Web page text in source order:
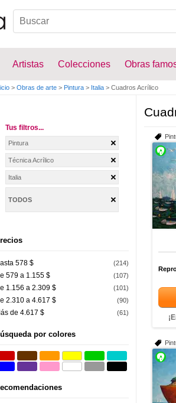
Artistas Colecciones Obras
> Obras de arte > Pintura > Italia > Cuadros Acrílico
Tus filtros...
Pintura
Técnica Acrílico
Italia
TODOS
578 $ (214)
579 a 1.155 $ (107)
1.156 a 2.309 $ (101)
2.310 a 4.617 $ (90)
de 4.617 $ (61)
por colores